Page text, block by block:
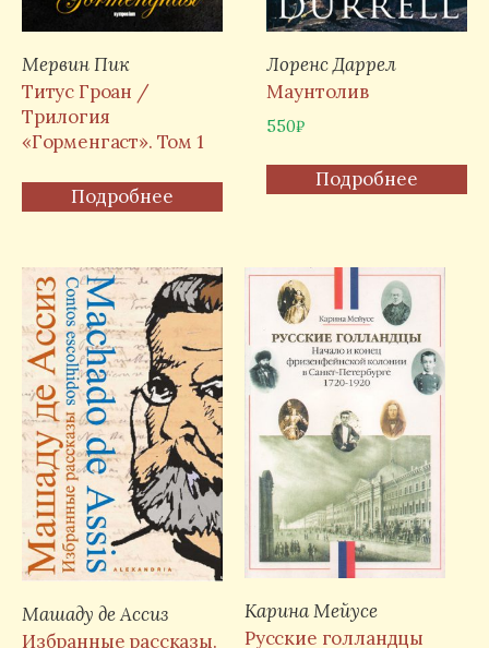
Мервин Пик
Титус Гроан /
Трилогия
«Горменгаст». Том 1
Подробнее
Лоренс Даррел
Маунтолив
550₽
Подробнее
Машаду де Ассиз
Избранные рассказы.
Карина Мейусе
Русские голландцы